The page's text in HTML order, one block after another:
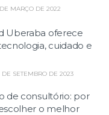
MARÇO DE 2022
Uberaba oferece
cuidado e
DE SETEMBRO DE 2023
de consultório: por
o melhor